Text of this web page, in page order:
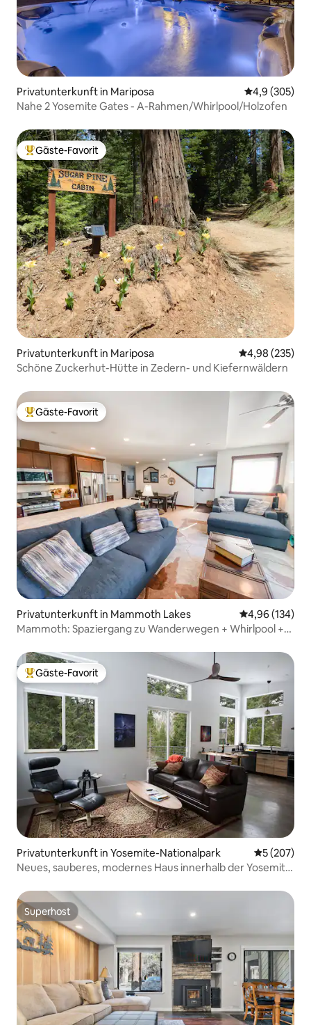
Privatunterkunft in Mariposa
4,9 (305)
Nahe 2 Yosemite Gates - A-Rahmen/Whirlpool/Holzofen
Beliebter Gäste-Favorit.
Gäste-Favorit
Privatunterkunft in Mariposa
4,98 (235)
Schöne Zuckerhut-Hütte in Zedern- und Kiefernwäldern
Beliebter Gäste-Favorit.
Gäste-Favorit
Privatunterkunft in Mammoth Lakes
4,96 (134)
Mammoth: Spaziergang zu Wanderwegen + Whirlpool +
Beliebter Gäste-Favorit.
Gäste-Favorit
Privatunterkunft in Yosemite-Nationalpark
5 (207)
Neues, sauberes, modernes Haus innerhalb der Yosemite
Superhost
Superhost